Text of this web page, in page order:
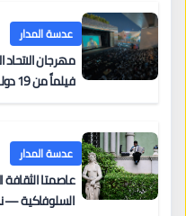
عدسة المدار
فيلماً من 19 دولة أوروبية بالدخول المجاني
عدسة المدار
السلوفاكية —